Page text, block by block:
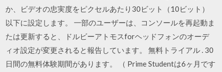
か、ビデオの忠実度をピクセルあたり30ビット（10ビット）
以下に設定します。 一部のユーザーは、コンソールを再起動ま
たは更新すると、ドルビーアトモスforヘッドフォンのオーデ
ィオ設定が変更されると報告しています。 無料トライアル . 30
日間の無料体験期間があります。 （ Prime Studentは6ヶ月です